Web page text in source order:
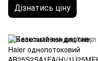
Дізнатись ціну